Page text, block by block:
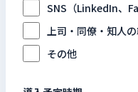
SNS（LinkedIn、
上司・同僚・知人
その他